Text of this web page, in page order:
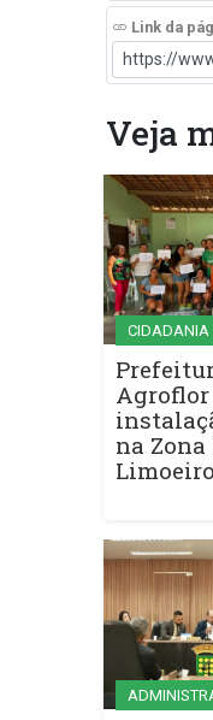
Link da
Veja
CIDADANIA
na Zona
Limoeiro